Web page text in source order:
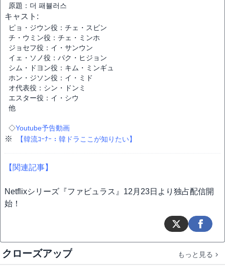
原題：더 패뷸러스
キャスト:
ピョ・ジウン役：チェ・スビン
チ・ウミン役：チェ・ミンホ
ジョセフ役：イ・サンウン
イェ・ソノ役：パク・ヒジョン
シム・ドヨン役：キム・ミンギュ
ホン・ジソン役：イ・ミド
オ代表役：シン・ドンミ
エスター役：イ・シウ
他
◇Youtube予告動画
※ 【韓流ｺｰﾅｰ：韓ドラここが知りたい】
【関連記事】
Netflixシリーズ『ファビュラス』12月23日より独占配信開
始！
クローズアップ もっと見る